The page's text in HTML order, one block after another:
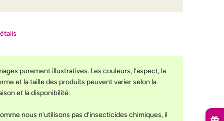
purement illustratives. Les couleurs, l’aspect, la
et la taille des produits peuvent varier selon la
et la disponibilité.
nous n’utilisons pas d’insecticides chimiques, il